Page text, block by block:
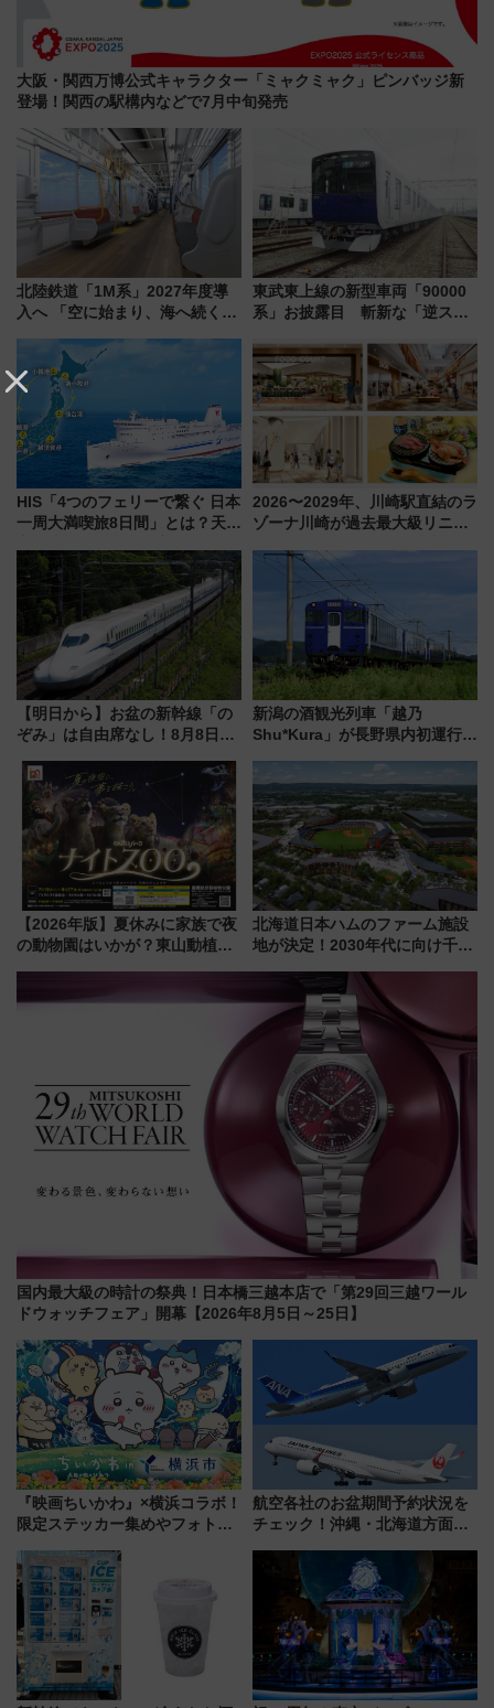
大阪・関西万博公式キャラクター「ミャクミャク」ピンバッジ新
登場！関西の駅構内などで7月中旬発売
北陸鉄道「1M系」2027年度導
入へ 「空に始まり、海へ続く」
神秘的なデザイン
東武東上線の新型車両「90000
系」お披露目 斬新な「逆スラ
放的な車内空間に注目、デビュ
ーは9月
HIS「4つのフェリーで繋ぐ 日本
一周大満喫旅8日間」とは？天橋
の絶景＆限定グルメを網羅！煩
雑な手続きも不要でお手軽に楽
しめるプランが登場
2026〜2029年、川崎駅直結のラ
ゾーナ川崎が過去最大級リニュ
「いつから何が変わるか」徹底
解説！
【明日から】お盆の新幹線「の
ぞみ」は自由席なし！8月8日午
せば空きが見つかることも 混
雑避ける「空席」探しのコツ
新潟の酒観光列車「越乃
Shu*Kura」が長野県内初運行！
【2026年版】夏休みに家族で夜
の動物園はいかが？東山動植物
北海道日本ハムのファーム施設
地が決定！2030年代に向け千歳
国内最大級の時計の祭典！日本橋三越本店で「第29回三越ワール
ドウォッチフェア」開幕【2026年8月5日～25日】
『映画ちいかわ』×横浜コラボ！
限定ステッカー集めやフォトス
いを満喫しよう（花火鑑賞会応
募は7/12まで！）
航空各社のお盆期間予約状況を
チェック！沖縄・北海道方面は